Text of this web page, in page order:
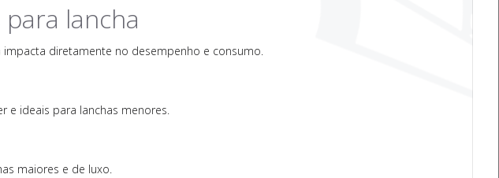
lancha
diretamente no desempenho e consumo.
e ideais para lanchas menores.
maiores e de luxo.